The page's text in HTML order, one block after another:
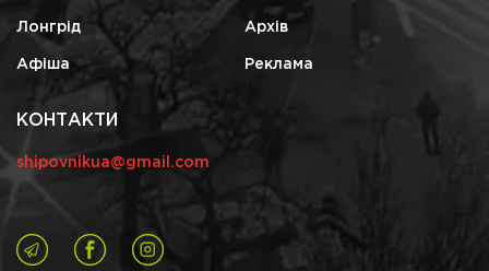
Лонгрід Архів
Афіша Реклама
КОНТАКТИ
shipovnikua@gmail.com